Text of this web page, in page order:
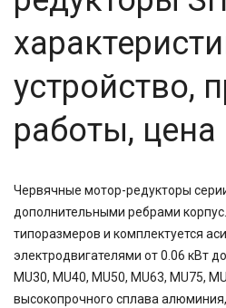
29,88
30,3
38,5
40
41,74
45
47,58
50
52
54,02
60
63
устройство,
работы, цена
Червячные мотор-редукторы
дополнительными ребрами
типоразмеров и комплектуется
электродвигателями от 0.06 кВт
MU30, MU40, MU50, MU63, MU75,
высокопрочного сплава